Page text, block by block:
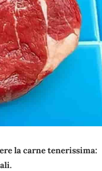
la carne tenerissima: